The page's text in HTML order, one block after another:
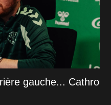
gauche... Cathro